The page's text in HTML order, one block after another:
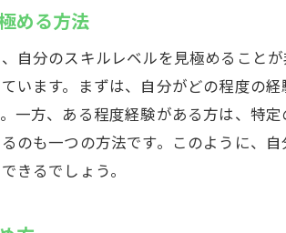
める方法
自分のスキルレベルを見極めること
います。まずは、自分がどの程度の
一方、ある程度経験がある方は、特
のも一つの方法です。このように、
きるでしょう。